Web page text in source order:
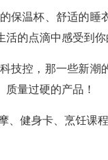
保温杯、舒适的睡
的点滴中感受到你
技控，那一些新潮
量过硬的产品！
、健身卡、烹饪课